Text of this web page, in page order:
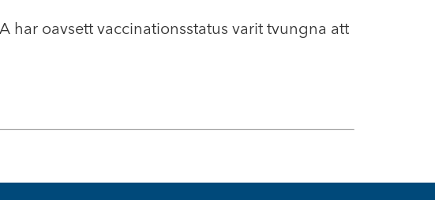
har oavsett vaccinationsstatus varit tvungna att